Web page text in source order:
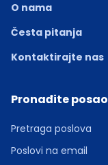
O nama
Česta pitanja
Kontaktirajte nas
Pronađite posao
Pretraga poslova
Poslovi na email